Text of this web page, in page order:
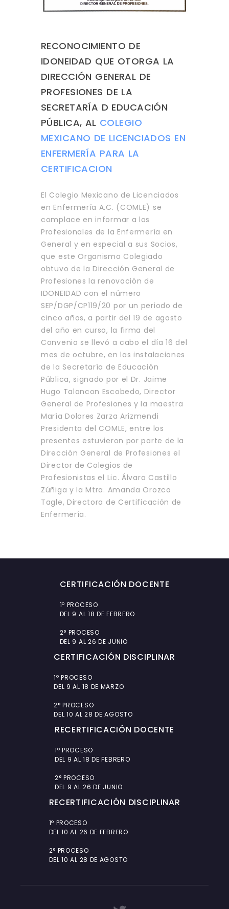
RECONOCIMIENTO DE
IDONEIDAD QUE OTORGA LA
DIRECCIÓN GENERAL DE
PROFESIONES DE LA
SECRETARÍA D EDUCACIÓN
PÚBLICA, AL COLEGIO
MEXICANO DE LICENCIADOS EN
ENFERMERÍA PARA LA
CERTIFICACION
El Colegio Mexicano de Licenciados
en Enfermería A.C. (COMLE) se
complace en informar a los
Profesionales de la Enfermería en
General y en especial a sus Socios,
que este Organismo Colegiado
obtuvo de la Dirección General de
Profesiones la renovación de
IDONEIDAD con el número
SEP/DGP/CP119/20 por un periodo de
cinco años, a partir del 19 de agosto
del año en curso, la firma del
Convenio se llevó a cabo el día 16 del
mes de octubre, en las instalaciones
de la Secretaría de Educación
Pública, signado por el Dr. Jaime
Hugo Talancon Escobedo, Director
General de Profesiones y la maestra
María Dolores Zarza Arizmendi
Presidenta del COMLE, entre los
presentes estuvieron por parte de la
Dirección General de Profesiones el
Director de Colegios de
Profesionistas el Lic. Álvaro Castillo
Zúñiga y la Mtra. Amanda Orozco
Tagle, Directora de Certificación de
Enfermería.
CERTIFICACIÓN DOCENTE
1º PROCESO
DEL 9 AL 18 DE FEBRERO
2° PROCESO
DEL 9 AL 26 DE JUNIO
CERTIFICACIÓN DISCIPLINAR
1º PROCESO
DEL 9 AL 18 DE MARZO
2° PROCESO
DEL 10 AL 28 DE AGOSTO
RECERTIFICACIÓN DOCENTE
1º PROCESO
DEL 9 AL 18 DE FEBRERO
2° PROCESO
DEL 9 AL 26 DE JUNIO
RECERTIFICACIÓN DISCIPLINAR
1º PROCESO
DEL 10 AL 26 DE FEBRERO
2° PROCESO
DEL 10 AL 28 DE AGOSTO